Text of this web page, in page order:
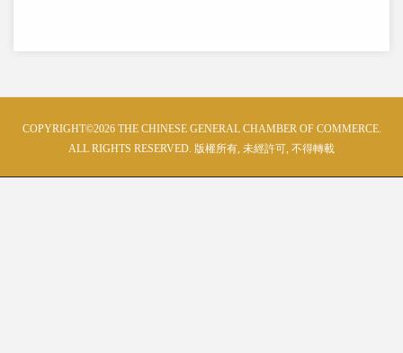
COPYRIGHT©2026 THE CHINESE GENERAL CHAMBER OF COMMERCE.
ALL RIGHTS RESERVED. 版權所有, 未經許可, 不得轉載